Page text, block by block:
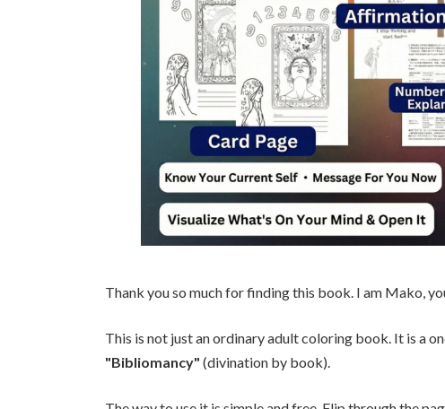
Thank you so much for finding this book. I am Mako,
This is not just an ordinary adult coloring book. It is a
"Bibliomancy" (divination by book).